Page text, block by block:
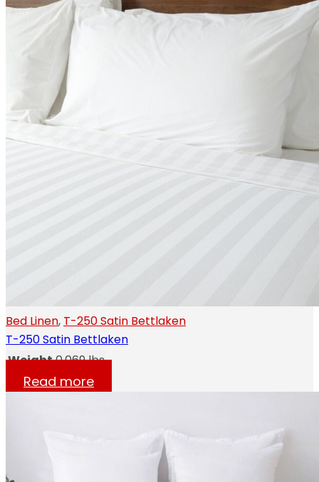
Bed Linen, T-250 Satin Bettlaken
T-250 Satin Bettlaken
Weight0.069 lbs
Read more